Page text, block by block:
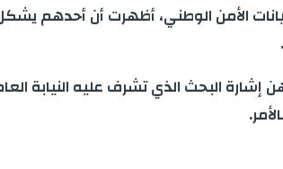
الأمن الوطني، أظهرت أن أحدهم
البحث الذي تشرف عليه النيابة